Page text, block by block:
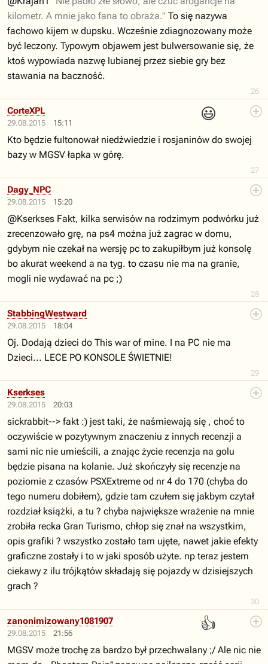
26
kilometr. A mnie jako fana to obraża." To się nazywa
fachowo kijem w dupsku. Wcześnie zdiagnozowany może
być leczony. Typowym objawem jest bulwersowanie się, że
ktoś wypowiada nazwę lubianej przez siebie gry bez
stawania na baczność.
29.08.2015 15:11
😃
27
CorteXPL
Kto będzie fultonował niedźwiedzie i rosjaninów do swojej
bazy w MGSV łapka w górę.
29.08.2015 15:20
28
Dagy_NPC
@Kserkses Fakt, kilka serwisów na rodzimym podwórku już
zrecenzowało grę, na ps4 można już zagrac w domu,
gdybym nie czekał na wersję pc to zakupiłbym już konsolę
bo akurat weekend a na tyg. to czasu nie ma na granie,
mogli nie wydawać na pc ;)
29.08.2015 18:04
29
StabbingWestward
Oj. Dodają dzieci do This war of mine. I na PC nie ma
Dzieci... LECE PO KONSOLE ŚWIETNIE!
29.08.2015 20:03
30
Kserkses
sickrabbit--> fakt :) jest taki, że naśmiewają się , choć to
oczywiście w pozytywnym znaczeniu z innych recenzji a
sami nic nie umieścili, a znając życie recenzja na golu
będzie pisana na kolanie. Już skończyły się recenzje na
poziomie z czasów PSXExtreme od nr 4 do 170 (chyba do
tego numeru dobiłem), gdzie tam czułem się jakbym czytał
rozdział książki, a tu ? chyba największe wrażenie na mnie
zrobiła recka Gran Turismo, chłop się znał na wszystkim,
opis grafiki ? wszystko zostało tam ujęte, nawet jakie efekty
graficzne zostały i to w jaki sposób użyte. np teraz jestem
ciekawy z ilu trójkątów składają się pojazdy w dzisiejszych
grach ?
29.08.2015 21:56
👍
zanonimizowany1081907
MGSV może trochę za bardzo był przechwalany ;/ Ale nic nie